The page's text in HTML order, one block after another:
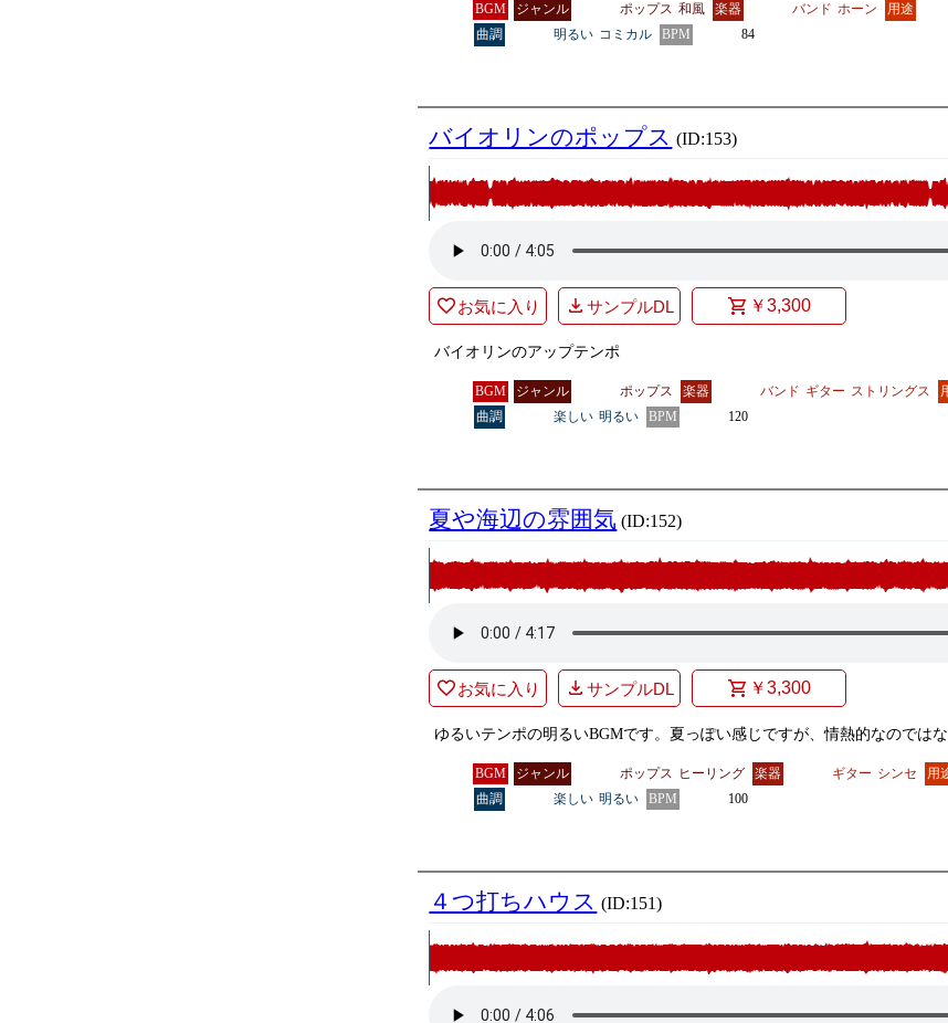
BGM ジャンル ポップス 和風 楽器 バンド ホーン 用途
曲調
明るい コミカル BPM 84
バイオリンのポップス (ID:153)
お気に入り サンプルDL ￥3,300
バイオリンのアップテンポ
BGM ジャンル ポップス 楽器 バンド ギター ストリングス
曲調
楽しい 明るい BPM 120
夏や海辺の雰囲気 (ID:152)
お気に入り サンプルDL ￥3,300
ゆるいテンポの明るいBGMです。夏っぽい感じですが、情熱的なのでは
BGM ジャンル ポップス ヒーリング 楽器 ギター シンセ 用
曲調
楽しい 明るい BPM 100
４つ打ちハウス (ID:151)